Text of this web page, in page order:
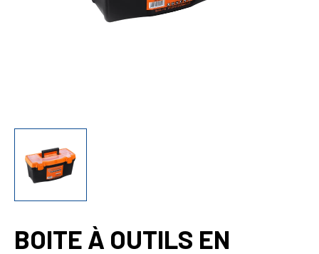
BOITE À OUTILS EN